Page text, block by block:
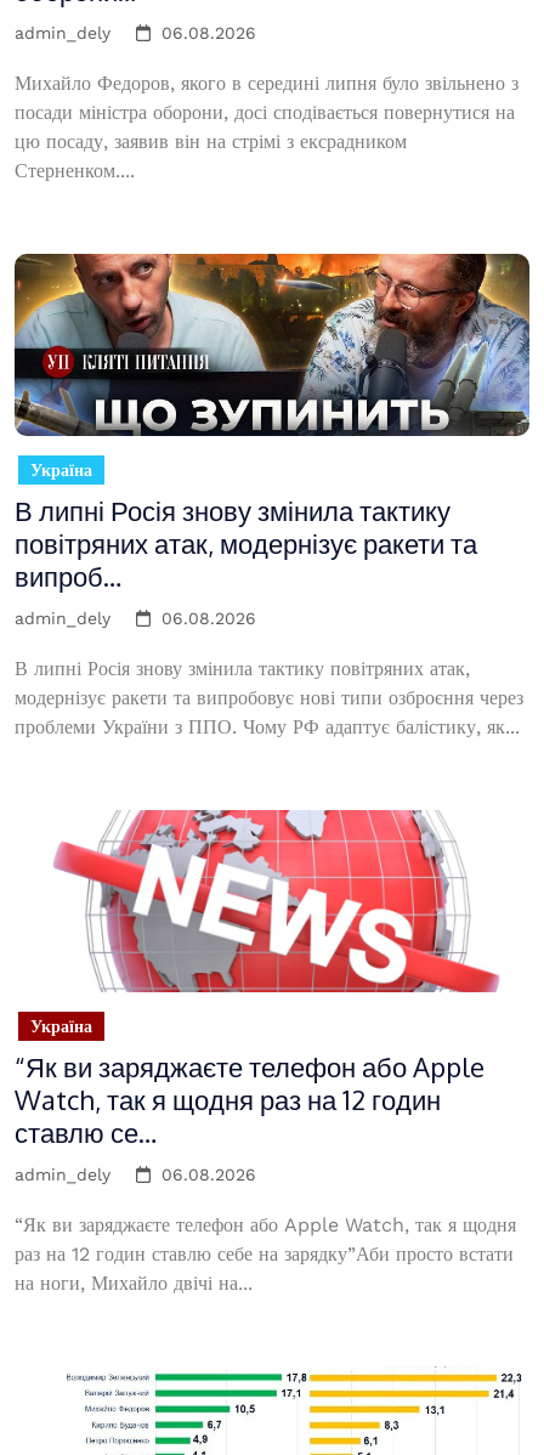
admin_dely 06.08.2026
Михайло Федоров, якого в середині липня було звільнено з
посади міністра оборони, досі сподівається повернутися на
цю посаду, заявив він на стрімі з ексрадником
Стерненком....
Україна
В липні Росія знову змінила тактику
повітряних атак, модернізує ракети та
випроб…
admin_dely 06.08.2026
В липні Росія знову змінила тактику повітряних атак,
модернізує ракети та випробовує нові типи озброєння через
проблеми України з ППО. Чому РФ адаптує балістику, як...
Україна
“Як ви заряджаєте телефон або Apple
Watch, так я щодня раз на 12 годин
ставлю се…
admin_dely 06.08.2026
“Як ви заряджаєте телефон або Apple Watch, так я щодня
раз на 12 годин ставлю себе на зарядку”Аби просто встати
на ноги, Михайло двічі на...